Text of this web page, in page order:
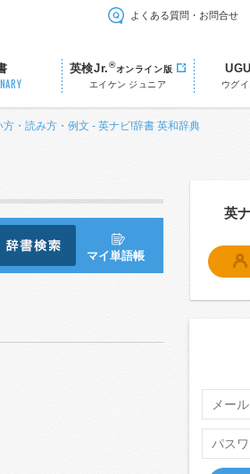
よくある質問・お問合せ
英検Jr.®オンライン版
エイケン ジュニア
ウグ
方・読み方・例文 - 英ナビ!辞書 英和辞典
マイ単語帳
英